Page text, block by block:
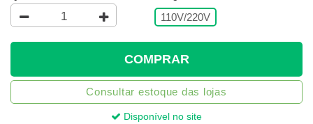
110V/220V
COMPRAR
Consultar estoque das lojas
Disponível no site